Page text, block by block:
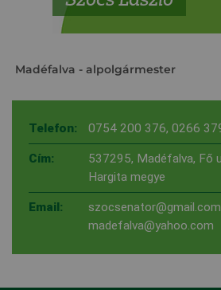
Madéfalva - alpolgármester
Telefon: 0754 200 376, 0266
Cím:
537295, Madéfalva, Fő
Hargita megye
Email: szocsenator@gmail.com
madefalva@yahoo.com